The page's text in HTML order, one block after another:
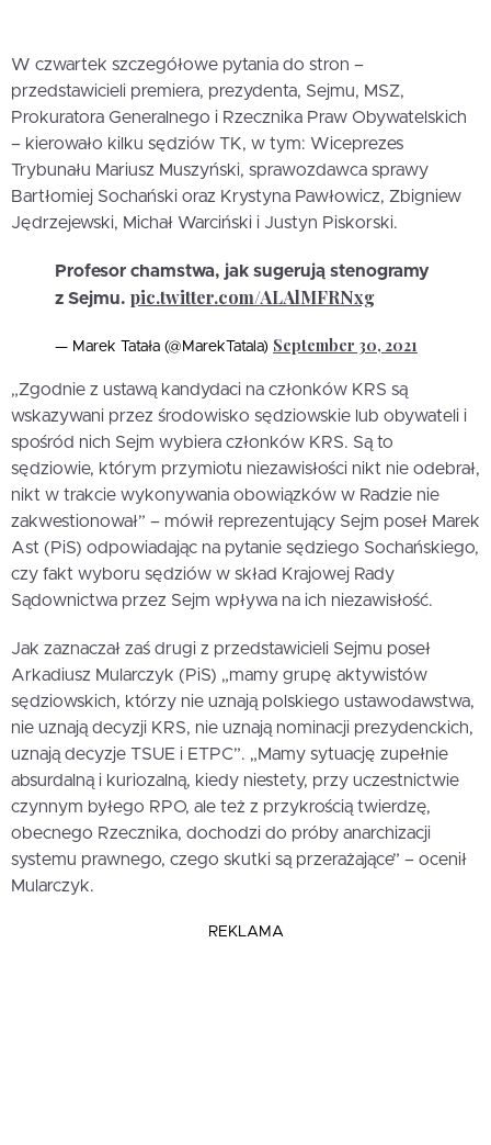
W czwartek szczegółowe pytania do stron –
przedstawicieli premiera, prezydenta, Sejmu, MSZ,
Prokuratora Generalnego i Rzecznika Praw Obywatelskich
– kierowało kilku sędziów TK, w tym: Wiceprezes
Trybunału Mariusz Muszyński, sprawozdawca sprawy
Bartłomiej Sochański oraz Krystyna Pawłowicz, Zbigniew
Jędrzejewski, Michał Warciński i Justyn Piskorski.
Profesor chamstwa, jak sugerują stenogramy
z Sejmu. pic.twitter.com/ALAlMFRNxg
— Marek Tatała (@MarekTatala) September 30, 2021
„Zgodnie z ustawą kandydaci na członków KRS są
wskazywani przez środowisko sędziowskie lub obywateli i
spośród nich Sejm wybiera członków KRS. Są to
sędziowie, którym przymiotu niezawisłości nikt nie odebrał,
nikt w trakcie wykonywania obowiązków w Radzie nie
zakwestionował” – mówił reprezentujący Sejm poseł Marek
Ast (PiS) odpowiadając na pytanie sędziego Sochańskiego,
czy fakt wyboru sędziów w skład Krajowej Rady
Sądownictwa przez Sejm wpływa na ich niezawisłość.
Jak zaznaczał zaś drugi z przedstawicieli Sejmu poseł
Arkadiusz Mularczyk (PiS) „mamy grupę aktywistów
sędziowskich, którzy nie uznają polskiego ustawodawstwa,
nie uznają decyzji KRS, nie uznają nominacji prezydenckich,
uznają decyzje TSUE i ETPC”. „Mamy sytuację zupełnie
absurdalną i kuriozalną, kiedy niestety, przy uczestnictwie
czynnym byłego RPO, ale też z przykrością twierdzę,
obecnego Rzecznika, dochodzi do próby anarchizacji
systemu prawnego, czego skutki są przerażające” – ocenił
Mularczyk.
REKLAMA